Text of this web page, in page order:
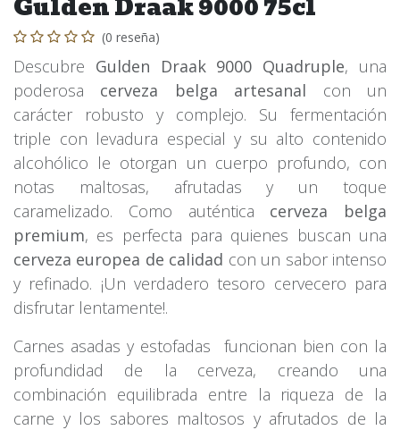
(0 reseña)
Descubre Gulden Draak 9000 Quadruple, una
poderosa cerveza belga artesanal con un
carácter robusto y complejo. Su fermentación
triple con levadura especial y su alto contenido
alcohólico le otorgan un cuerpo profundo, con
notas maltosas, afrutadas y un toque
caramelizado. Como auténtica cerveza belga
premium, es perfecta para quienes buscan una
cerveza europea de calidad con un sabor intenso
y refinado. ¡Un verdadero tesoro cervecero para
disfrutar lentamente!.
Carnes asadas y estofadas funcionan bien con la
profundidad de la cerveza, creando una
combinación equilibrada entre la riqueza de la
carne y los sabores maltosos y afrutados de la